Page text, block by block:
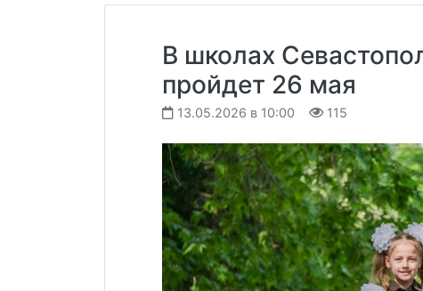
В школах
пройдет 26 мая
13.05.2026 в 10:00 115